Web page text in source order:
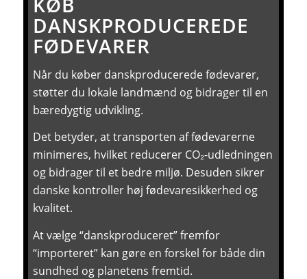
DANSKPRODUCEREDE
FØDEVARER
Når du køber danskproducerede fødevarer,
støtter du lokale landmænd og bidrager til en
bæredygtig udvikling.
Det betyder, at transporten af fødevarerne
minimeres, hvilket reducerer CO₂-udledningen
og bidrager til et bedre miljø. Desuden sikrer
danske kontroller høj fødevaresikkerhed og
kvalitet.
At vælge “danskproduceret” fremfor
“importeret” kan gøre en forskel for både din
sundhed og planetens fremtid.